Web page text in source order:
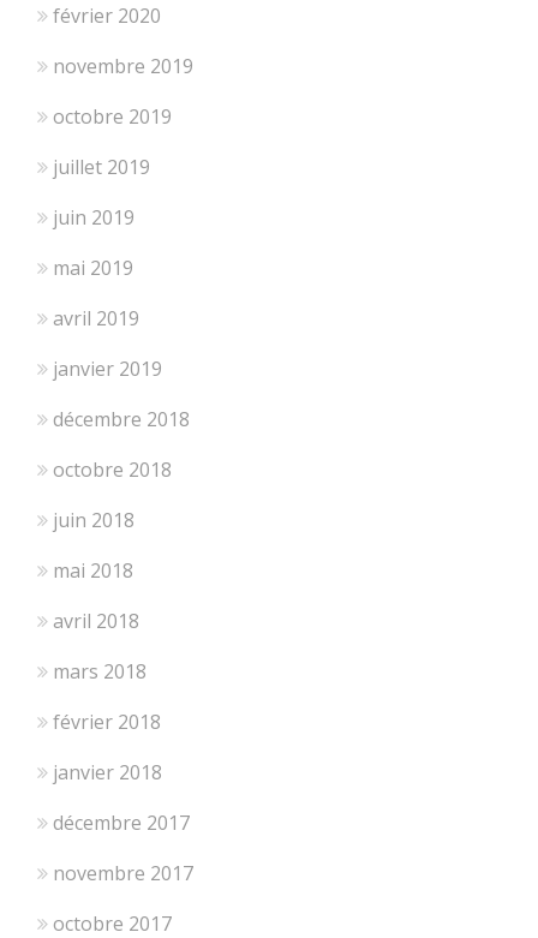
février 2020
novembre 2019
octobre 2019
juillet 2019
juin 2019
mai 2019
avril 2019
janvier 2019
décembre 2018
octobre 2018
juin 2018
mai 2018
avril 2018
mars 2018
février 2018
janvier 2018
décembre 2017
novembre 2017
octobre 2017